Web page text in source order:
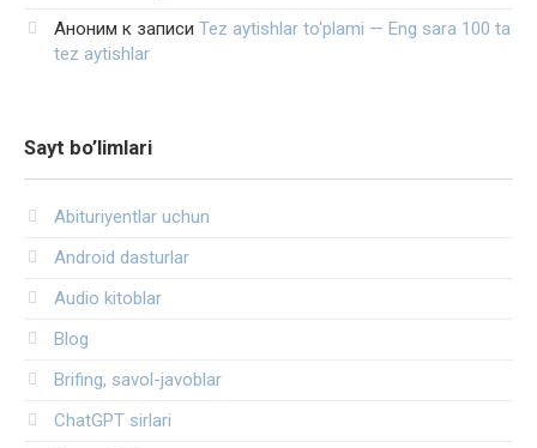
Аноним к записи Tez aytishlar to‘plami — Eng sara 100 ta
tez aytishlar
Sayt bo’limlari
Abituriyentlar uchun
Android dasturlar
Audio kitoblar
Blog
Brifing, savol-javoblar
ChatGPT sirlari